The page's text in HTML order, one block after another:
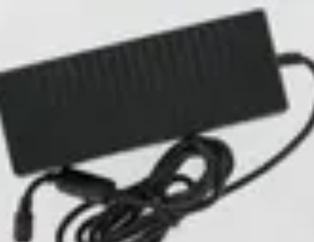
RecettesRecettes de
Recettes de Poisson